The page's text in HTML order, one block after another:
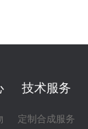
技术服务
定制合成服务